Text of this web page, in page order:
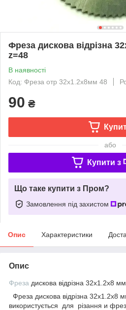
Фреза дискова відрізна
z=48
В наявності
Код: Фреза отр 32х1.2x8мм 48
90 ₴
або
Купити з
Що таке купити з Пром?
Замовлення під захистом
Опис Характеристики
Опис
Фреза дискова відрізна 32х1.2x8
Фреза дискова відрізна 32х1.2x8
використується для різання и